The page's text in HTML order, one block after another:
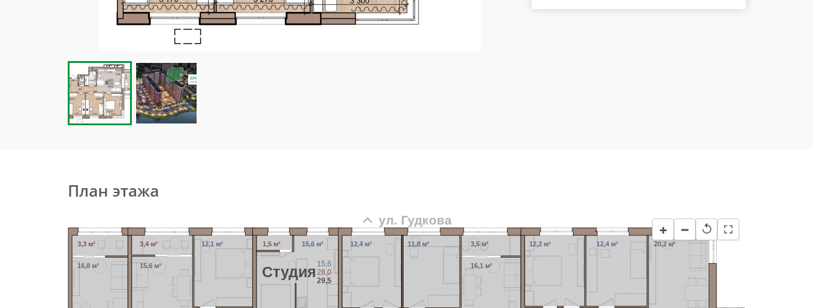
План этажа
+ − ↺
3,3 м²
16,8 м²
12,1 м²
3,4 м²
15,6 м²
15,6 м²
1,5 м²
Cтудия
15,6
28,0
29,5
12,4 м² 11,8 м²
16,1 м²
3,5 м² 12,2 м² 12,4 м² 20,2 м²
ул. Гудкова